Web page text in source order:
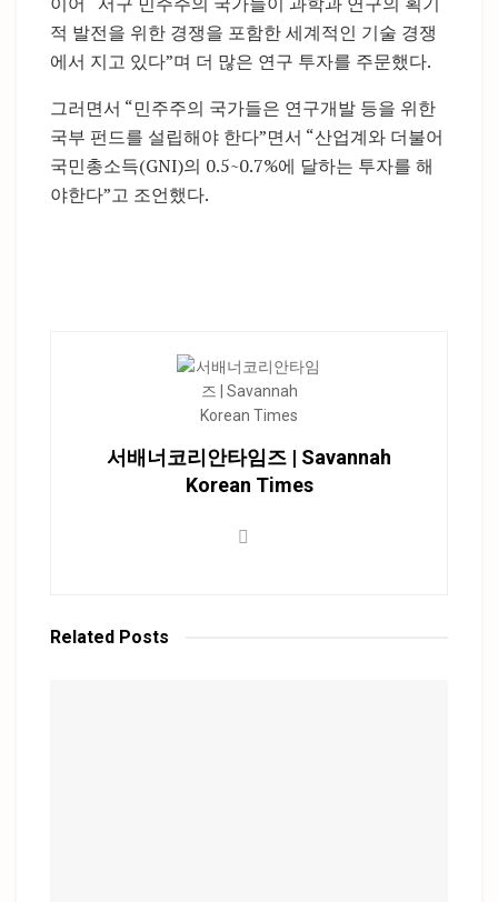
적 발전을 위한 경쟁을 포함한 세계적인 기술 경쟁
에서 지고 있다”며 더 많은 연구 투자를 주문했다.
그러면서 “민주주의 국가들은 연구개발 등을 위한
국부 펀드를 설립해야 한다”면서 “산업계와 더불어
국민총소득(GNI)의 0.5~0.7%에 달하는 투자를 해
야한다”고 조언했다.
서배너코리안타임즈 | Savannah
Korean Times
Related Posts